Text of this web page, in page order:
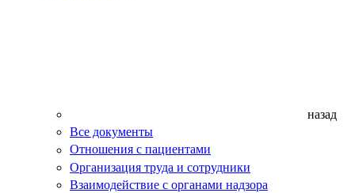
назад
Все документы
Отношения с пациентами
Организация труда и сотрудники
Взаимодействие с органами надзора